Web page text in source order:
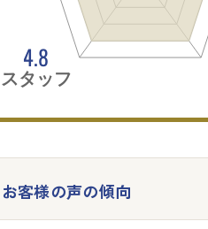
4.8
スタッフ
お客様の声の傾向